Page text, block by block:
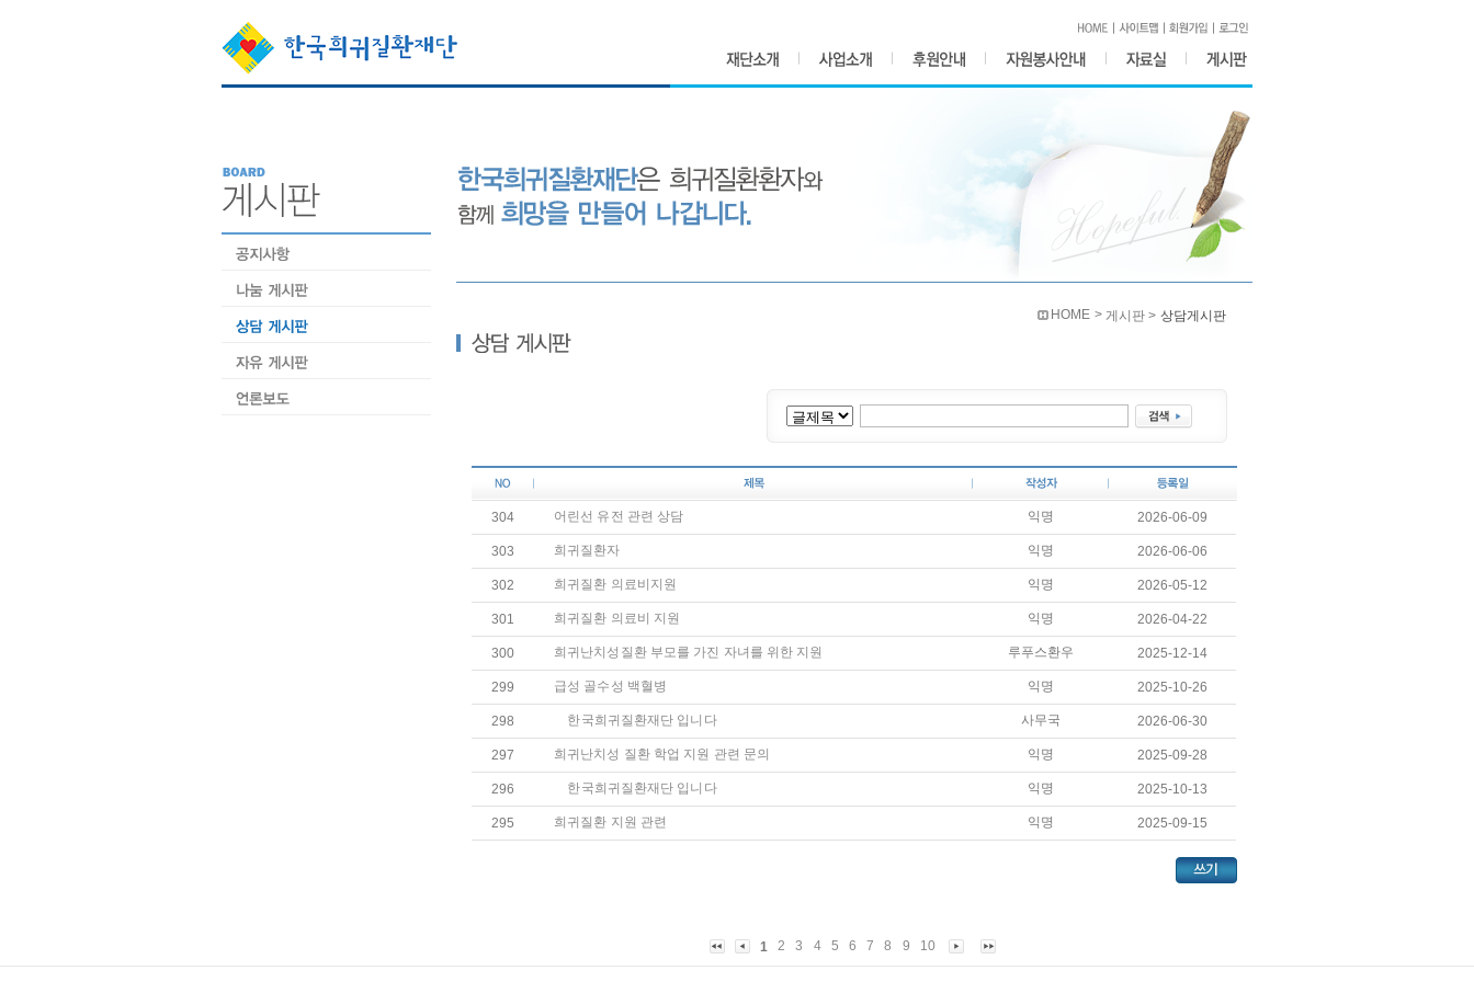
상담게시판
게시판 >
HOME >
304 어린선 유전 관련 상담 익명 2026-06-09
303 희귀질환자 익명 2026-06-06
302 희귀질환 의료비지원 익명 2026-05-12
301 희귀질환 의료비 지원 익명 2026-04-22
300 희귀난치성질환 부모를 가진 자녀를 위한 지원 루푸스환우 2025-12-14
299 급성 골수성 백혈병 익명 2025-10-26
298 한국희귀질환재단 입니다 사무국 2026-06-30
297 희귀난치성 질환 학업 지원 관련 문의 익명 2025-09-28
296 한국희귀질환재단 입니다 익명 2025-10-13
295 희귀질환 지원 관련 익명 2025-09-15
1 2 3 4 5 6 7 8 9 10